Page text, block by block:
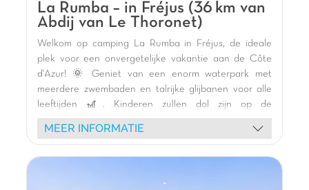
La Rumba – in Fréjus (36 km van
Abdij van Le Thoronet)
Welkom op camping La Rumba in Fréjus, de ideale
plek voor een onvergetelijke vakantie aan de Côte
d'Azur! 🌞 Geniet van een enorm waterpark met
meerdere zwembaden en talrijke glijbanen voor alle
leeftijden 🎢. Kinderen zullen dol zijn op de
thematische speeltuinen, hangparcoursen en skelters,
terwijl het hele gezin geniet van feestelijke animaties,
perfect om te ontspannen na een dag vol activiteiten.
MEER INFORMATIE